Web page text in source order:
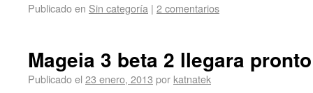
Publicado en Sin categoría | 2 comentarios
Mageia 3 beta 2 llegara pronto
Publicado el 23 enero, 2013 por katnatek